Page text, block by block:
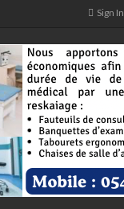
Sign In